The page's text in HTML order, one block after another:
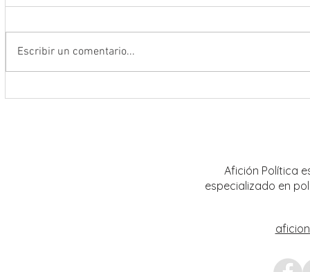
Escribir un comentario...
Afición Política
especializado en